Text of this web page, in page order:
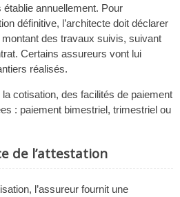
annuellement. Pour
définitive, l’architecte doit déclarer
des travaux suivis, suivant
Certains assureurs vont lui
réalisés.
cotisation, des facilités de paiement
: paiement bimestriel, trimestriel ou
de l’attestation
l’assureur fournit une